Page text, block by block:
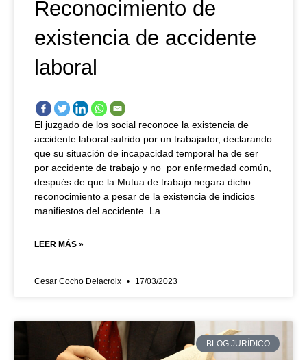
Reconocimiento de
existencia de accidente
laboral
El juzgado de los social reconoce la existencia de
accidente laboral sufrido por un trabajador, declarando
que su situación de incapacidad temporal ha de ser
por accidente de trabajo y no por enfermedad común,
después de que la Mutua de trabajo negara dicho
reconocimiento a pesar de la existencia de indicios
manifiestos del accidente. La
LEER MÁS »
Cesar Cocho Delacroix 17/03/2023
BLOG JURÍDICO